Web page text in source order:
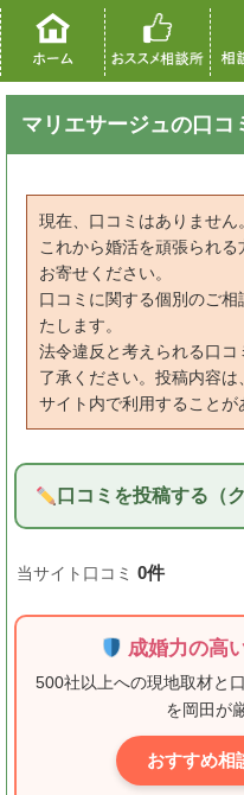
マリエサージュの口コ
現在、口コミはありません。
これから婚活を頑張られ
お寄せください。
口コミに関する個別のご相
たします。
法令違反と考えられる口
了承ください。投稿内容
サイト内で利用することが
口コミを投稿する（
当サイト口コミ 0件
成婚力の高
500社以上への現地取材と
を岡田が
おすすめ相